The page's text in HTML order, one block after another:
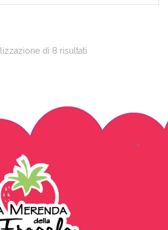
di 8 risultati